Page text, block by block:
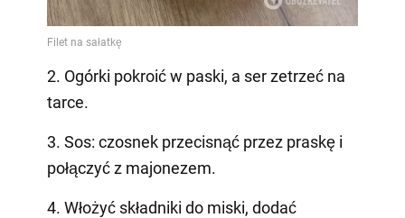
2. Ogórki pokroić w paski, a ser zetrzeć na
tarce.
3. Sos: czosnek przecisnąć przez praskę i
połączyć z majonezem.
4. Włożyć składniki do miski, dodać